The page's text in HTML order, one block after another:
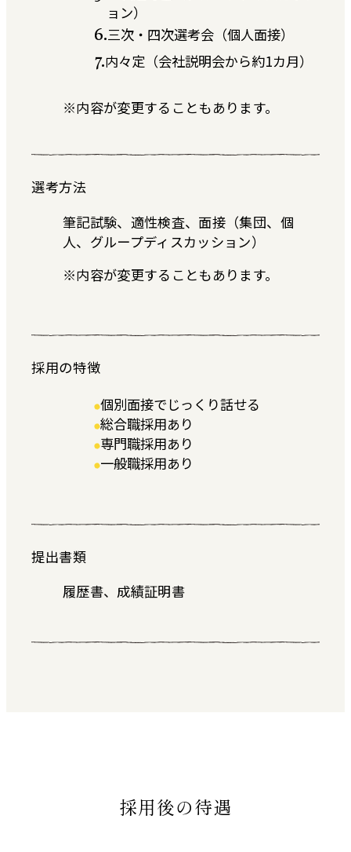
ョン）
三次・四次選考会（個人面接）
内々定（会社説明会から約1カ月）
※内容が変更することもあります。
選考方法
筆記試験、適性検査、面接（集団、個
人、グループディスカッション）
※内容が変更することもあります。
採用の特徴
個別面接でじっくり話せる
総合職採用あり
専門職採用あり
一般職採用あり
提出書類
履歴書、成績証明書
採用後の待遇